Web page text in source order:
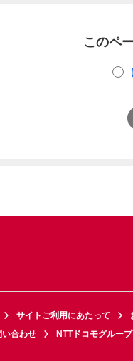
このペ
サイトご利用にあたって
い合わせ NTTドコモグループ